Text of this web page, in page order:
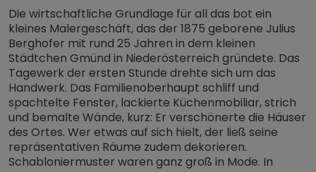
Die wirtschaftliche Grundlage für all das bot ein
kleines Malergeschäft, das der 1875 geborene Julius
Berghofer mit rund 25 Jahren in dem kleinen
Städtchen Gmünd in Niederösterreich gründete. Das
Tagewerk der ersten Stunde drehte sich um das
Handwerk. Das Familienoberhaupt schliff und
spachtelte Fenster, lackierte Küchenmobiliar, strich
und bemalte Wände, kurz: Er verschönerte die Häuser
des Ortes. Wer etwas auf sich hielt, der ließ seine
repräsentativen Räume zudem dekorieren.
Schabloniermuster waren ganz groß in Mode. In